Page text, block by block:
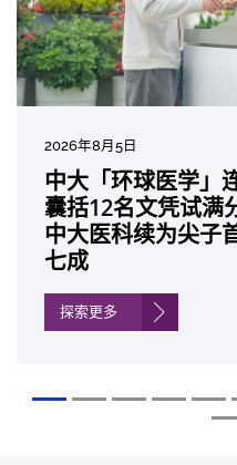
2026年8月5日
中大「环球医学」
囊括12名文凭试满
中大医科续为尖子
七成
探索更多
2026年7月10日
中大研发「AI-
肿 假阳性转介个案
候诊症时间
2026年7月10日
中大黄秀娟教授获
「光华工程科技奖
域唯一香港学者
2026年7月7日
中大新设「香港中
许公开试状元 鼓励
世界 装备21世纪妙
2026年6月29日
中大全新一站式
传统检测中复杂基
工受孕流产及异常
2026年6月22日
中大发现青光眼治
可恢复七成视力 有
法
2026年6月17日
中大成功拆解肝癌
一种免疫细胞具「
细胞耐药性
2026年6月10日
中大与多名全球专
究 逾半晚期ALK阳
因特定基因异常而
「慢性病」 患者可
探索更多
2026年6月5日
中大教授陈重娥获
奖」 成为本港首名
研最高荣誉
2026年6月2日
中大汇聚逾200位
保险如何推动全民
探索更多
2026年5月19日
中大张源津医生成
际泌尿科权威奖项
奖
2026年5月14日
中大取得「从实验
破 初步证实GLP-1
复情况